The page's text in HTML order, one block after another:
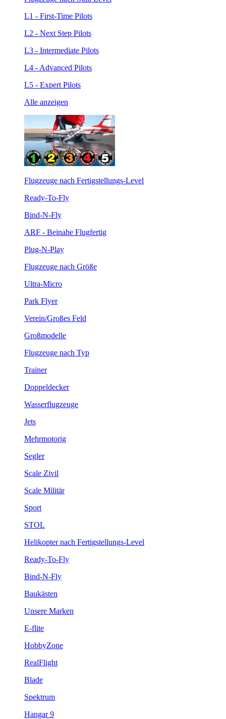
L1 - First-Time Pilots
L2 - Next Step Pilots
L3 - Intermediate Pilots
L4 - Advanced Pilots
L5 - Expert Pilots
Alle anzeigen
Flugzeuge nach Fertigstellungs-Level
Ready-To-Fly
Bind-N-Fly
ARF - Beinahe Flugfertig
Plug-N-Play
Flugzeuge nach Größe
Ultra-Micro
Park Flyer
Verein/Großes Feld
Großmodelle
Flugzeuge nach Typ
Trainer
Doppeldecker
Wasserflugzeuge
Jets
Mehrmotorig
Segler
Scale Zivil
Scale Militär
Sport
STOL
Helikopter nach Fertigstellungs-Level
Ready-To-Fly
Bind-N-Fly
Baukästen
Unsere Marken
E-flite
HobbyZone
RealFlight
Blade
Spektrum
Hangar 9